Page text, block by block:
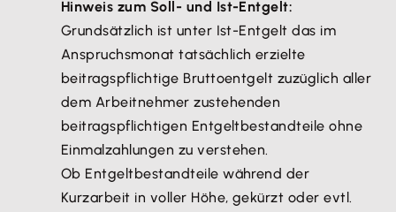
„Kurzarbeitergeld der Bundesagentur für Arbeit".
Prüfen Sie unabhängig von den genannten
Neuerungen die weiteren Voraussetzungen für die
Inanspruchnahme für Kurzarbeitergeld. Diese
können Sie auf der Website der Bundesagentur für
Arbeit nachlesen.
Hinweis zum Soll- und Ist-Entgelt:
Grundsätzlich ist unter Ist-Entgelt das im
Anspruchsmonat tatsächlich erzielte
beitragspflichtige Bruttoentgelt zuzüglich aller
dem Arbeitnehmer zustehenden
beitragspflichtigen Entgeltbestandteile ohne
Einmalzahlungen zu verstehen.
Ob Entgeltbestandteile während der
Kurzarbeit in voller Höhe, gekürzt oder evtl.